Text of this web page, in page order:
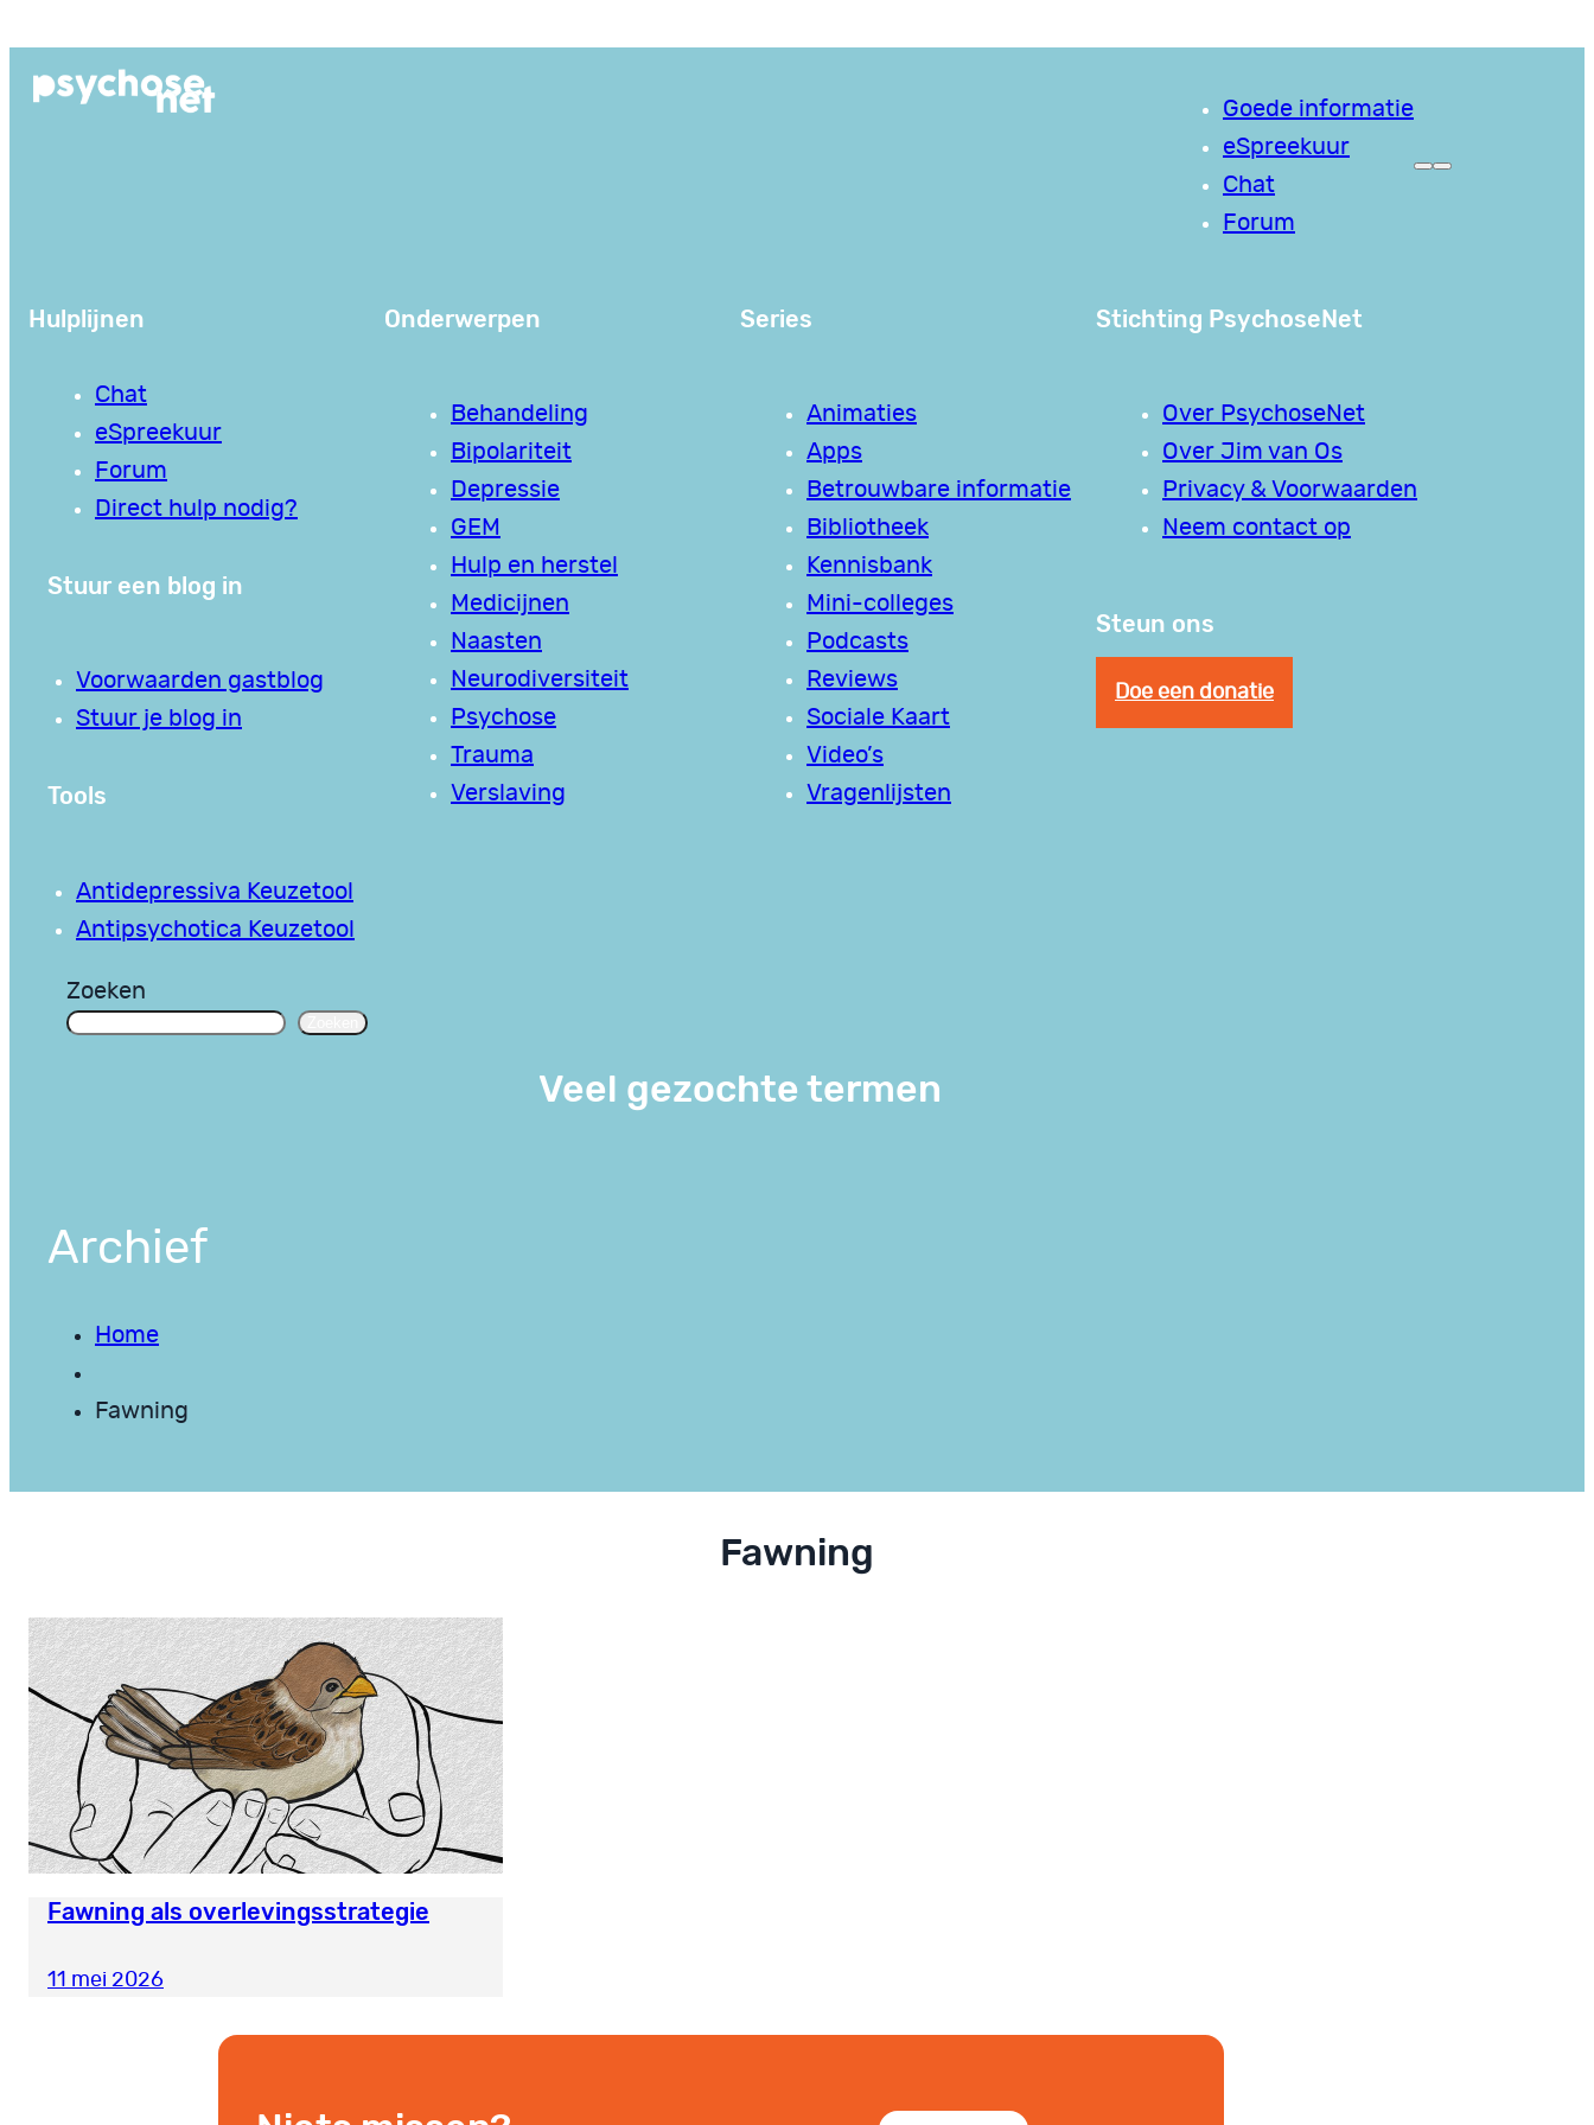
de
Goede informatie
eSpreekuur
Chat
Forum
Hulplijnen
Chat
eSpreekuur
Forum
Direct hulp nodig?
Stuur een blog in
Voorwaarden gastblog
Stuur je blog in
Tools
Antidepressiva Keuzetool
Antipsychotica Keuzetool
Onderwerpen
Behandeling
Bipolariteit
Depressie
GEM
Hulp en herstel
Medicijnen
Naasten
Neurodiversiteit
Psychose
Trauma
Verslaving
Series
Animaties
Apps
Betrouwbare informatie
Bibliotheek
Kennisbank
Mini-colleges
Podcasts
Reviews
Sociale Kaart
Video’s
Vragenlijsten
Stichting PsychoseNet
Over PsychoseNet
Over Jim van Os
Privacy & Voorwaarden
Neem contact op
Steun ons
Doe een donatie
Zoeken
Veel gezochte termen
Archief
Home
Fawning
Fawning
Fawning als overlevingsstrategie
11 mei 2026